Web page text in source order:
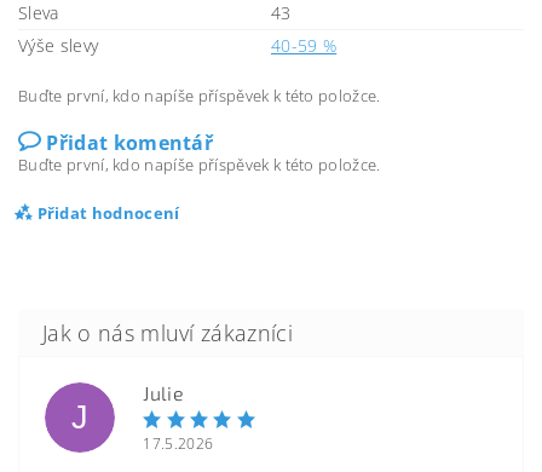
Sleva
43
Výše slevy
40-59 %
Buďte první, kdo napíše příspěvek k této položce.
Přidat komentář
Buďte první, kdo napíše příspěvek k této položce.
Přidat hodnocení
J
Julie
17.5.2026